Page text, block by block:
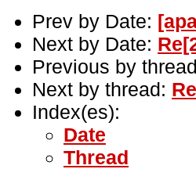
Prev by Date:
Next by Date:
Previous by
Next by thread:
Index(es):
Date
Thread